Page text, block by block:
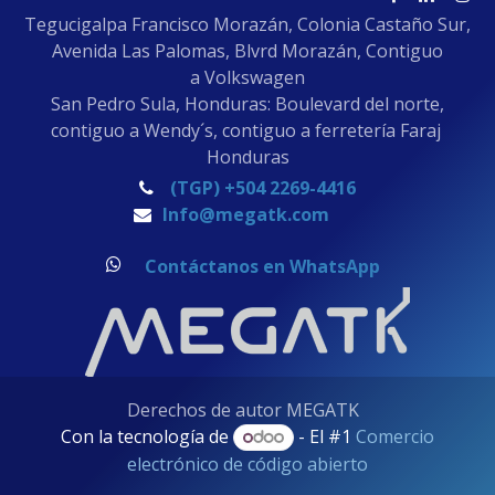
Tegucigalpa Francisco Morazán, Colonia Castaño Sur,
Avenida Las Palomas, Blvrd Morazán, Contiguo
a Volkswagen
San Pedro Sula, Honduras: Boulevard del norte,
contiguo a Wendy´s, contiguo a ferretería Faraj
Honduras
(TGP) +504 2269-4416
Info@megatk.com
Contáctanos en WhatsApp
Derechos de autor MEGATK
Con la tecnología de
- El #1 Comercio
electrónico de código abierto